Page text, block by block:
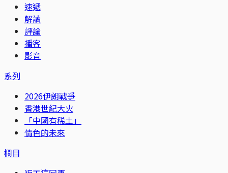
速遞
解讀
評論
播客
影音
系列
2026伊朗戰爭
香港世紀大火
「中國有稀土」
情色的未來
欄目